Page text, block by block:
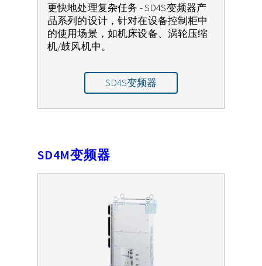
更快地处理复杂任务 - SD4S变频器产
品系列的设计，针对在设备控制柜中
的使用场景，如机床设备、涡轮压缩
机/鼓风机中。
SD4S变频器
SD4M变频器